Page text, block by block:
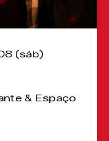
(sáb)
& Espaço